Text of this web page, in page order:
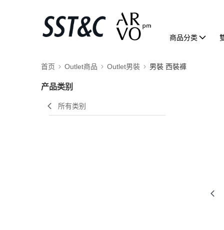
商品分类
首页 Outlet商品 Outlet男裝 男裝 西裝褲
产品类别
所有类别